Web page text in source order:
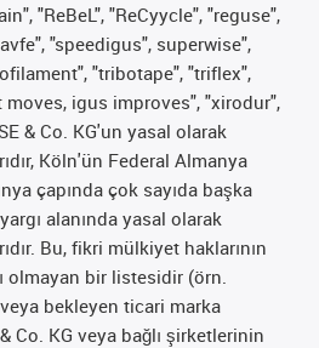
"ReBeL", "ReCyycle", "reguse",
"speedigus", superwise",
"tribotape", "triflex",
igus improves", "xirodur",
& Co. KG'un yasal olarak
Köln'ün Federal Almanya
çapında çok sayıda başka
alanında yasal olarak
Bu, fikri mülkiyet haklarının
olmayan bir listesidir (örn.
bekleyen ticari marka
Co. KG veya bağlı şirketlerinin